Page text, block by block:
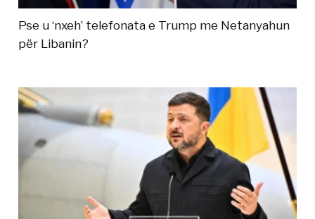
Pse u ‘nxeh’ telefonata e Trump me Netanyahun
për Libanin?